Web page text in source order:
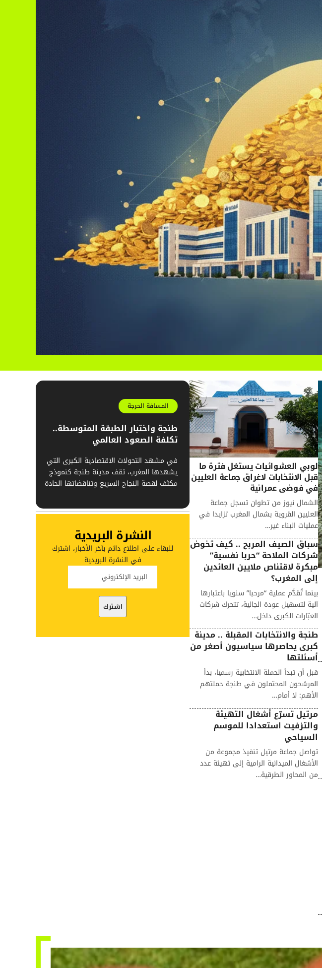
لوبي العشوائيات يستغل فترة ما
قبل الانتخابات لاغراق جماعة العليين
في فوضى عمرانية
الشمال نيوز من تطوان تسجل جماعة
العليين القروية بشمال المغرب تزايدا في
عمليات البناء غير…
سباق الصيف المربح .. كيف تخوض
شركات الملاحة “حربا نفسية”
مبكرة لاقتناص ملايين العائدين
إلى المغرب؟
بينما تُقدَّم عملية “مرحبا” سنويا باعتبارها
آلية لتسهيل عودة الجالية، تتحرك شركات
العبّارات الكبرى داخل…
طنجة والانتخابات المقبلة .. مدينة
كبرى يحاصرها سياسيون أصغر من
أسئلتها
قبل أن تبدأ الحملة الانتخابية رسميا، بدأ
المرشحون المحتملون في طنجة حملتهم
الأهم: لا أمام…
مرتيل تسرّع أشغال التهيئة
والتزفيت استعدادا للموسم
السياحي
تواصل جماعة مرتيل تنفيذ مجموعة من
الأشغال الميدانية الرامية إلى تهيئة عدد
من المحاور الطرقية…
المسافة الحرجة
طنجة واختبار الطبقة المتوسطة..
تكلفة الصعود العالمي
في مشهد التحولات الاقتصادية الكبرى التي
يشهدها المغرب، تقف مدينة طنجة كنموذج
مكثف لقصة النجاح السريع وتناقضاتها الحادة
النشرة البريدية
للبقاء على اطلاع دائم بآخر الأخبار، اشترك
في النشرة البريدية